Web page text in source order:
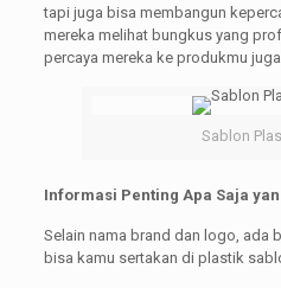
tapi juga bisa membangun
mereka melihat bungkus yang
percaya mereka ke produkmu
Sablon
Informasi Penting Apa Saja
Selain nama brand dan logo, ada
bisa kamu sertakan di plastik